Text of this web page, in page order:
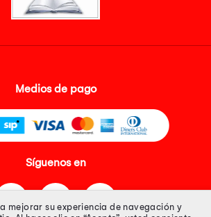
Medios de pago
Síguenos en
mejorar su experiencia de navegación y